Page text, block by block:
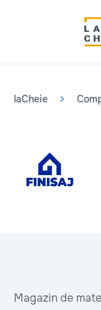
laCheie
Magazin de